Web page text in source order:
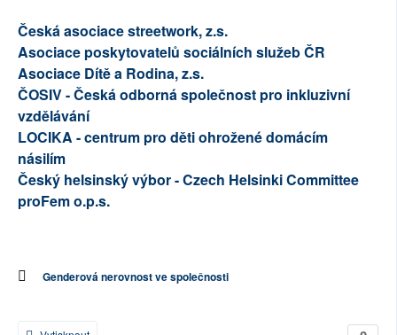
Česká asociace streetwork, z.s.
Asociace poskytovatelů sociálních služeb ČR
Asociace Dítě a Rodina, z.s.
ČOSIV - Česká odborná společnost pro inkluzivní
vzdělávání
LOCIKA - centrum pro děti ohrožené domácím
násilím
Český helsinský výbor - Czech Helsinki Committee
proFem o.p.s.
Genderová nerovnost ve společnosti